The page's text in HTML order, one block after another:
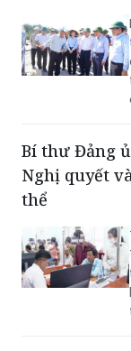
Bí thư Đảng
Nghị quyết
thể